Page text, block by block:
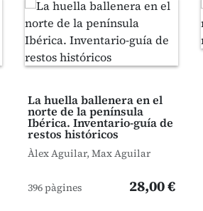
La huella ballenera en el
norte de la península
Ibérica. Inventario-guía de
restos históricos
Àlex Aguilar, Max Aguilar
396 pàgines 28,00 €